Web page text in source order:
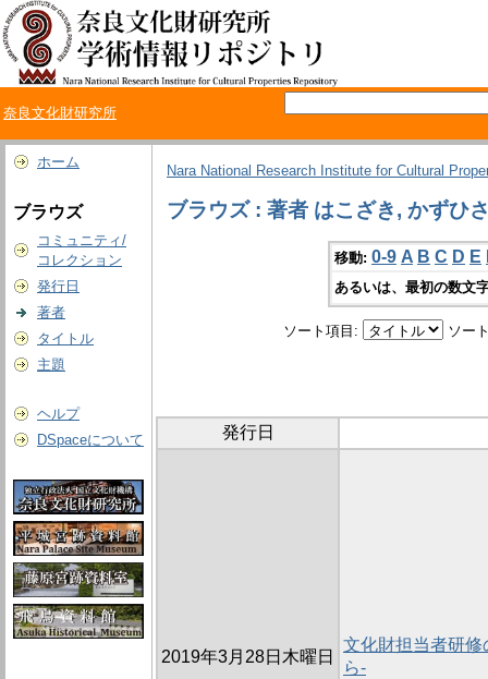
奈良文化財研究所
ホーム
ブラウズ
コミュニティ/
コレクション
発行日
著者
タイトル
主題
ヘルプ
DSpaceについて
Nara National Research Institute for Cultural
ブラウズ : 著者 はこざき, かずひ
移動: 0-9 A B C D E
あるいは、最初の数文
ソート項目: ソー
発行日
2019年3月28日木曜日
文化財担当者研
ら-